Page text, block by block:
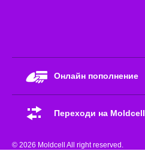
Онлайн пополнение
Переходи на Moldcell
© 2026 Moldcell All right reserved.